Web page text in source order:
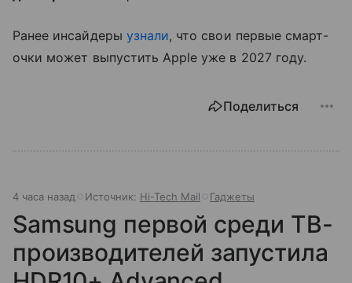
Ранее инсайдеры узнали, что свои первые смарт-
очки может выпустить Apple уже в 2027 году.
Поделиться
4 часа назад Источник: Hi-Tech Mail Гаджеты
Samsung первой среди ТВ-
производителей запустила